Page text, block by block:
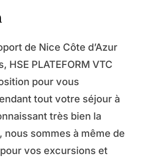
de Nice Côte d’Azur
HSE PLATEFORM VTC
pour vous
tout votre séjour à
très bien la
nous sommes à même de
vos excursions et